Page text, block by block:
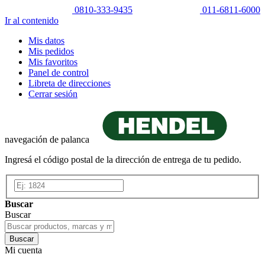
0810-333-9435
011-6811-6000
Ir al contenido
Mis datos
Mis pedidos
Mis favoritos
Panel de control
Libreta de direcciones
Cerrar sesión
navegación de palanca
Ingresá el código postal de la dirección de entrega de tu pedido.
Buscar
Buscar
Buscar
Mi cuenta